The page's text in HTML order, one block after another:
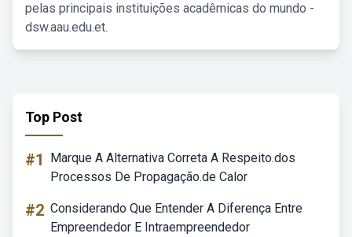
pelas principais instituições acadêmicas do mundo -
dsw.aau.edu.et.
Top Post
#1
Marque A Alternativa Correta A Respeito.dos
Processos De Propagação.de Calor
#2 Considerando Que Entender A Diferença Entre
Empreendedor E Intraempreendedor